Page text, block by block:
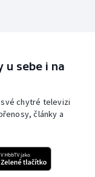
sebe i na
své chytré televizi
články a